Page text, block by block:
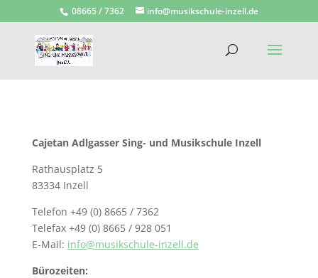
08665 / 7362 info@musikschule-inzell.de
Cajetan Adlgasser Sing- und Musikschule Inzell
Rathausplatz 5
83334 Inzell
Telefon +49 (0) 8665 / 7362
Telefax +49 (0) 8665 / 928 051
E-Mail: info@musikschule-inzell.de
Bürozeiten: